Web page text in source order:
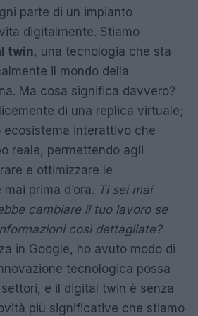
parte di un impianto
digitalmente. Stiamo
twin, una tecnologia che sta
il mondo della
Ma cosa significa davvero?
di una replica virtuale;
ecosistema interattivo che
reale, permettendo agli
e ottimizzare le
prima d’ora. Ti sei mai
cambiare il tuo lavoro se
così dettagliate?
in Google, ho avuto modo di
tecnologica possa
e il digital twin è senza
più significative che stiamo